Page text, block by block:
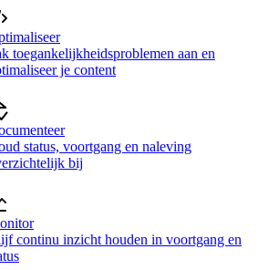
toegankelijkheidsproblemen aan en
je content
status, voortgang en naleving
bij
continu inzicht houden in voortgang en